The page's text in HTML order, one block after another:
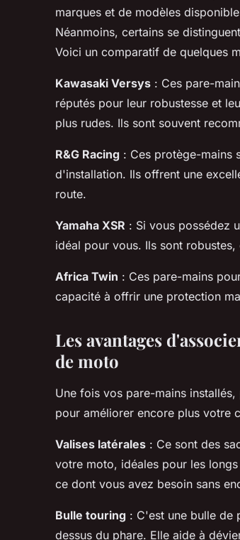
marques et de modèles
Néanmoins, certains se
Voici un comparatif de quelques
Kawasaki Versys : Ces pare-
réputés pour leur robustesse et
plus rudes. Ils sont souvent
R&G Racing : Ces protège-mains
d'installation. Ils offrent une
route.
Yamaha XSR : Si vous possédez
idéal pour vous. Ils sont
Africa Twin : Ces pare-mains
capacité à offrir une protection
Les avantages
de moto
Une fois vos pare-mains
pour améliorer encore plus votre
Valises latérales : Ce sont des
votre moto, idéales pour les
ce dont vous avez besoin sans
Bulle touring : C'est une bulle de
dessus du phare. Elle aide à